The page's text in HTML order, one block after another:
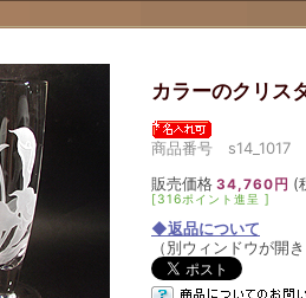
カラーのクリス
商品番号 s14_1017
販売価格 34,760円 (
[316ポイント進呈 ]
◆返品について
（別ウィンドウが開き